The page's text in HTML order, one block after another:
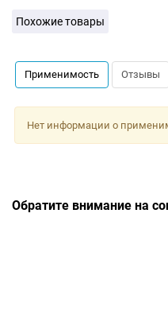
Похожие товары
Применимость Отзывы
Нет информации о
Обратите внимание на